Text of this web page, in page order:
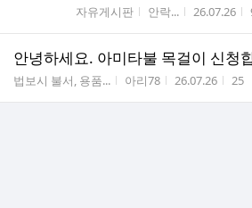
게시판명
자유게시판 작성자
안락... 작성시간
26.07.26
안녕하세요. 아미타불 목걸이 신청
게시판명
법보시 불서, 용품... 작성자
아리78 작성시간
26.07.26 조회
25